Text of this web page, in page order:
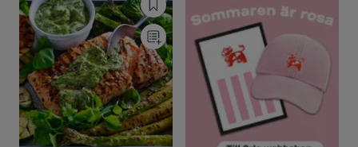
Kolhydrater:
26,1 %
39,8 g